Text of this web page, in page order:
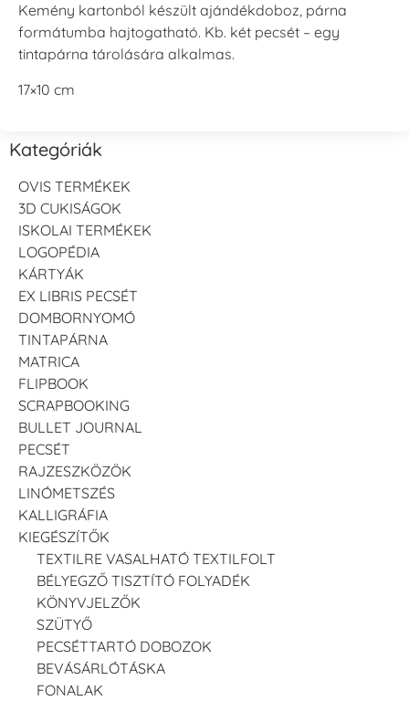
Kemény kartonból készült ajándékdoboz, párna
formátumba hajtogatható. Kb. két pecsét – egy
tintapárna tárolására alkalmas.
17×10 cm
Kategóriák
OVIS TERMÉKEK
3D CUKISÁGOK
ISKOLAI TERMÉKEK
LOGOPÉDIA
KÁRTYÁK
EX LIBRIS PECSÉT
DOMBORNYOMÓ
TINTAPÁRNA
MATRICA
FLIPBOOK
SCRAPBOOKING
BULLET JOURNAL
PECSÉT
RAJZESZKÖZÖK
LINÓMETSZÉS
KALLIGRÁFIA
KIEGÉSZÍTŐK
TEXTILRE VASALHATÓ TEXTILFOLT
BÉLYEGZŐ TISZTÍTÓ FOLYADÉK
KÖNYVJELZŐK
SZÜTYŐ
PECSÉTTARTÓ DOBOZOK
BEVÁSÁRLÓTÁSKA
FONALAK